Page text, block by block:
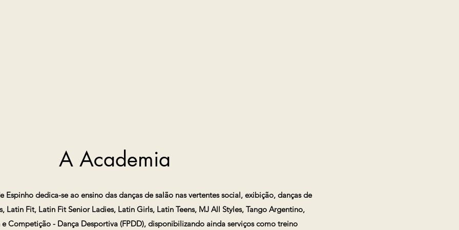
A Academia
Espinho dedica-se ao ensino das danças de salão nas vertentes social, exibição, danças de
Latin Fit, Latin Fit Senior Ladies, Latin Girls, Latin Teens, MJ All Styles, Tango Argentino,
Competição - Dança Desportiva (FPDD), disponibilizando ainda serviços como treino